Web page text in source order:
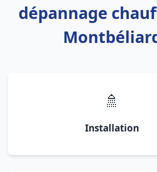
dépannage
🚿
Installation